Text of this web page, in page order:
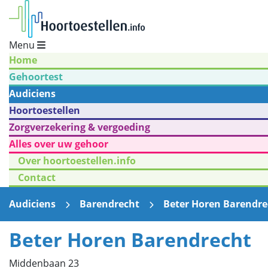
Menu
Home
Gehoortest
Audiciens
Hoortoestellen
Zorgverzekering & vergoeding
Alles over uw gehoor
Over hoortoestellen.info
Contact
Audiciens
Barendrecht Beter Horen
Beter Horen Barendrecht
Middenbaan 23